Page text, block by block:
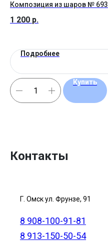
Композиция из шаров № 693
1 200 р.
Подробнее
Купить
Контакты
Г. Омск ул. Фрунзе, 91
8 908-100-91-81
8 913-150-50-54